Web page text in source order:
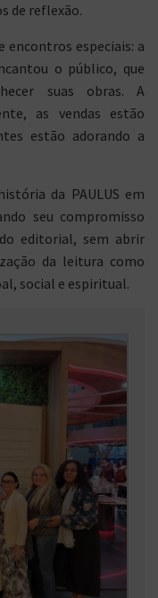
de reflexão.
especiais: a
o público, que
suas obras. A
as vendas estão
estão adorando a
da PAULUS em
seu compromisso
editorial, sem abrir
da leitura como
social e espiritual.